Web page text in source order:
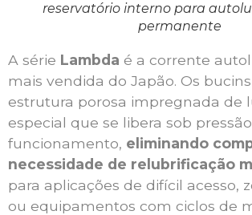
reservatório interno para
permanente
A série Lambda é a corrente
mais vendida do Japão. Os
estrutura porosa impregnada de
especial que se libera sob
funcionamento, eliminando
necessidade de relubrificação
para aplicações de difícil acesso,
ou equipamentos com ciclos de